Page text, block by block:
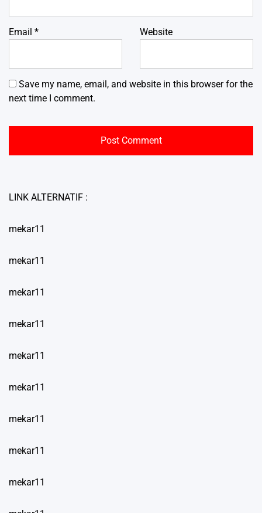
Email * Website
Save my name, email, and website in this browser for the
next time I comment.
LINK ALTERNATIF :
mekar11
mekar11
mekar11
mekar11
mekar11
mekar11
mekar11
mekar11
mekar11